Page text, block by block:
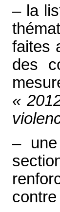
– la
faites
des
«
– une